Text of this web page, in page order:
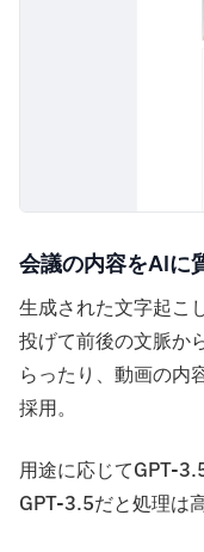
会議の内容をAIに
生成された文字起こ
投げて前後の文脈か
らったり、動画の内
採用。
用途に応じてGPT-
GPT-3.5だと処理は